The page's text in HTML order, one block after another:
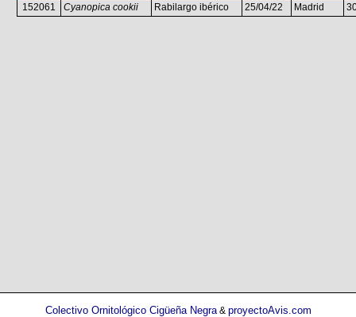
152061
Cyanopica cookii Rabilargo ibérico 25/04/22 Madrid
Colectivo Ornitológico Cigüeña Negra& proyectoAvis.com